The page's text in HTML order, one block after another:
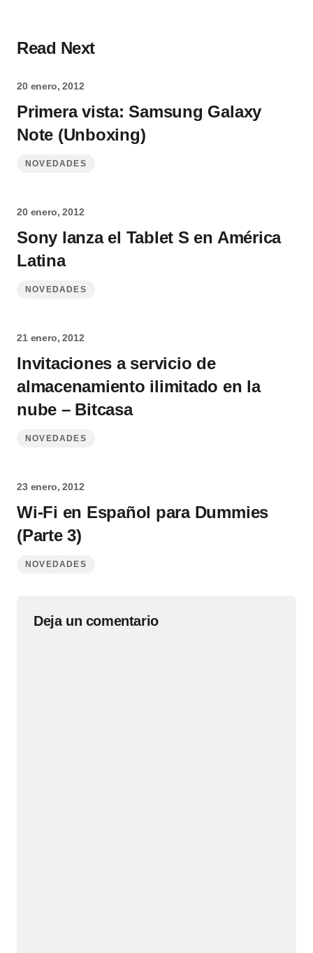
Read Next
20 enero, 2012
Primera vista: Samsung Galaxy
Note (Unboxing)
NOVEDADES
20 enero, 2012
Sony lanza el Tablet S en América
Latina
NOVEDADES
21 enero, 2012
Invitaciones a servicio de
almacenamiento ilimitado en la
nube – Bitcasa
NOVEDADES
23 enero, 2012
Wi-Fi en Español para Dummies
(Parte 3)
NOVEDADES
Deja un comentario